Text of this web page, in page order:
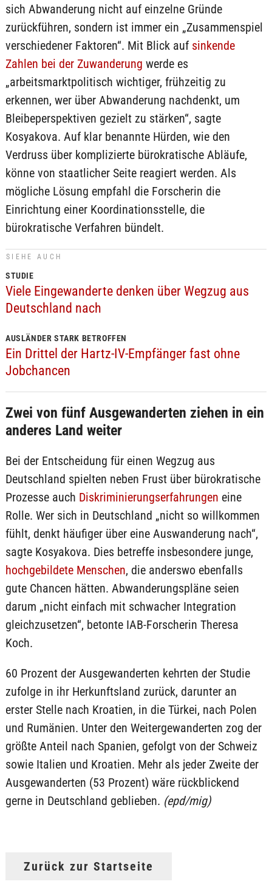
sich Abwanderung nicht auf einzelne Gründe
zurückführen, sondern ist immer ein „Zusammenspiel
verschiedener Faktoren“. Mit Blick auf sinkende
Zahlen bei der Zuwanderung werde es
„arbeitsmarktpolitisch wichtiger, frühzeitig zu
erkennen, wer über Abwanderung nachdenkt, um
Bleibeperspektiven gezielt zu stärken“, sagte
Kosyakova. Auf klar benannte Hürden, wie den
Verdruss über komplizierte bürokratische Abläufe,
könne von staatlicher Seite reagiert werden. Als
mögliche Lösung empfahl die Forscherin die
Einrichtung einer Koordinationsstelle, die
bürokratische Verfahren bündelt.
SIEHE AUCH
STUDIE
Viele Eingewanderte denken über Wegzug aus
Deutschland nach
AUSLÄNDER STARK BETROFFEN
Ein Drittel der Hartz-IV-Empfänger fast ohne
Jobchancen
Zwei von fünf Ausgewanderten ziehen in ein
anderes Land weiter
Bei der Entscheidung für einen Wegzug aus
Deutschland spielten neben Frust über bürokratische
Prozesse auch Diskriminierungserfahrungen eine
Rolle. Wer sich in Deutschland „nicht so willkommen
fühlt, denkt häufiger über eine Auswanderung nach“,
sagte Kosyakova. Dies betreffe insbesondere junge,
hochgebildete Menschen, die anderswo ebenfalls
gute Chancen hätten. Abwanderungspläne seien
darum „nicht einfach mit schwacher Integration
gleichzusetzen“, betonte IAB-Forscherin Theresa
Koch.
60 Prozent der Ausgewanderten kehrten der Studie
zufolge in ihr Herkunftsland zurück, darunter an
erster Stelle nach Kroatien, in die Türkei, nach Polen
und Rumänien. Unter den Weitergewanderten zog der
größte Anteil nach Spanien, gefolgt von der Schweiz
sowie Italien und Kroatien. Mehr als jeder Zweite der
Ausgewanderten (53 Prozent) wäre rückblickend
gerne in Deutschland geblieben. (epd/mig)
Zurück zur Startseite